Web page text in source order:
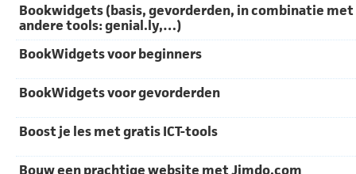
Bookwidgets (basis, gevorderden, in combinatie met
andere tools: genial.ly,…)
BookWidgets voor beginners
BookWidgets voor gevorderden
Boost je les met gratis ICT-tools
Bouw een prachtige website met Jimdo.com